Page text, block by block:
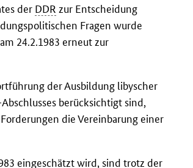
der DDR zur Entscheidung
Fragen wurde
24.2.1983 erneut zur
der Ausbildung libyscher
berücksichtigt sind,
die Vereinbarung einer
eingeschätzt wird, sind trotz der